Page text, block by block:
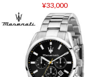
¥33,000